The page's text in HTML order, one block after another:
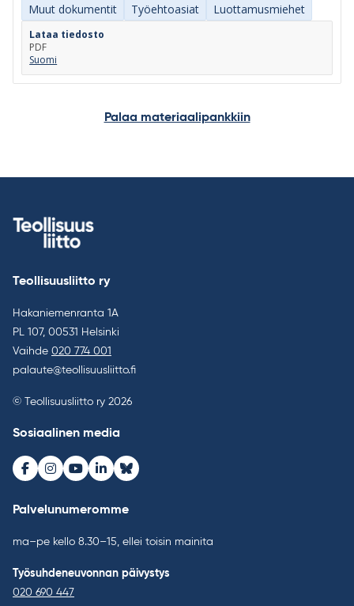
Muut dokumentit Työehtoasiat Luottamusmiehet
Lataa tiedosto
PDF
Suomi
Palaa materiaalipankkiin
Teollisuusliitto ry
Hakaniemenranta 1A
PL 107, 00531 Helsinki
Vaihde 020 774 001
palaute@teollisuusliitto.fi
© Teollisuusliitto ry 2026
Sosiaalinen media
Facebook
Instagram
Youtube
LinkedInBluesky
Palvelunumeromme
ma–pe kello 8.30–15, ellei toisin mainita
Työsuhdeneuvonnan päivystys
020 690 447